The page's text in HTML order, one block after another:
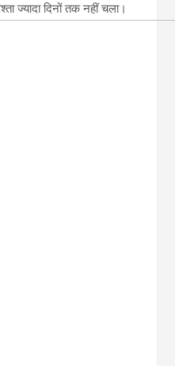
ज्यादा दिनों तक नहीं चला।